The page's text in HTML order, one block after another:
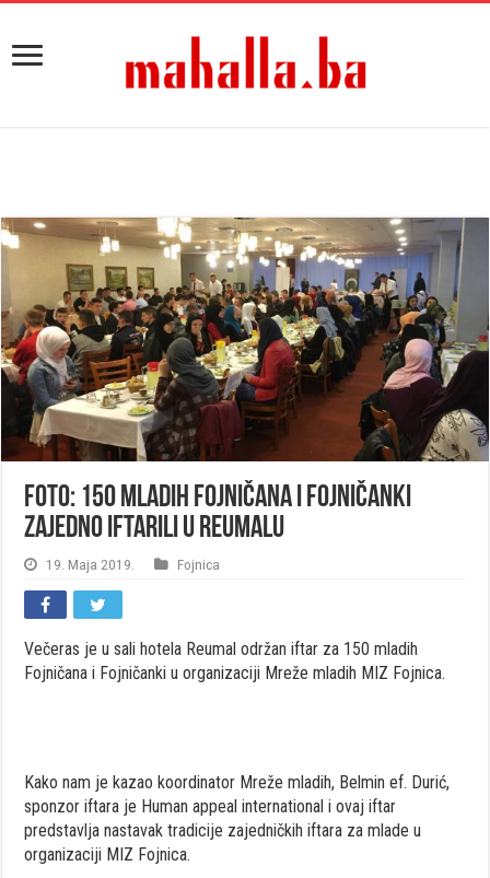
FOTO: 150 mladih Fojničana i Fojničanki
zajedno iftarili u Reumalu
19. Maja 2019. Fojnica
Večeras je u sali hotela Reumal održan iftar za 150 mladih
Fojničana i Fojničanki u organizaciji Mreže mladih MIZ Fojnica.
Kako nam je kazao koordinator Mreže mladih, Belmin ef. Durić,
sponzor iftara je Human appeal international i ovaj iftar
predstavlja nastavak tradicije zajedničkih iftara za mlade u
organizaciji MIZ Fojnica.